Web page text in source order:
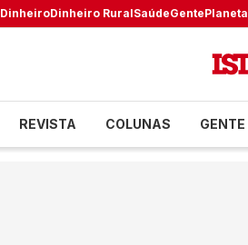
DinheiroDinheiro RuralSaúdeGentePlaneta
REVISTA COLUNAS GENTE